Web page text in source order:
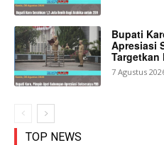
Bupati
Apresiasi
Targetkan
7 Agustus
TOP NEWS